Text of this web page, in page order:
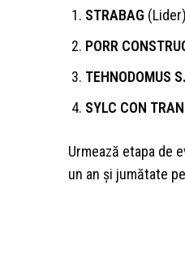
STRABAG
PORR
TEHNODOMUS
SYLC CON
Urmează etapa de
un an și jumătate